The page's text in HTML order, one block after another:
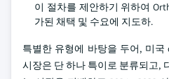
이 절차를 제안하기 위하여
가된 채택 및 수요에 지도하.
특별한 유형에 바탕을 두어, 미
시장은 단 하나 특이로 분류되고,